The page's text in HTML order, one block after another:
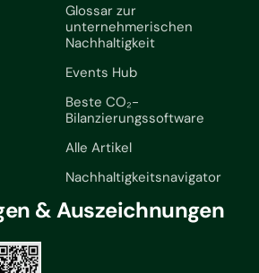
Glossar zur
unternehmerischen
Nachhaltigkeit
Events Hub
Beste CO₂-
Bilanzierungssoftware
Alle Artikel
Nachhaltigkeitsnavigator
& Auszeichnungen